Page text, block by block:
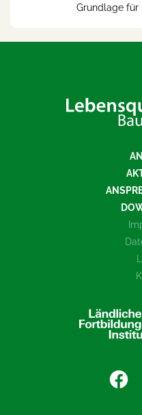
Grundlage für